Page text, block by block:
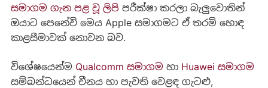
සමාගම ගැන පළ වූ ලිපි පරීක්ෂා කරලා බැලුවොතින්
ඔයාට පෙනේවි මෙය Apple සමාගමට ඒ තරම් හොඳ
කාළසීමාවක් නොවන බව.
විශේෂයෙන්ම Qualcomm සමාගම හා Huawei සමාගම
සම්බන්ධයෙන් චීනය හා පැවති වෙළඳ ගැටළු,